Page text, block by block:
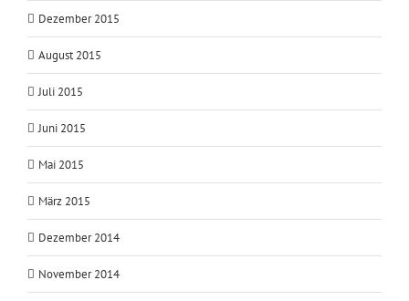
Dezember 2015
August 2015
Juli 2015
Juni 2015
Mai 2015
März 2015
Dezember 2014
November 2014